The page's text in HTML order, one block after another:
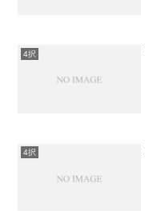
4択
4択